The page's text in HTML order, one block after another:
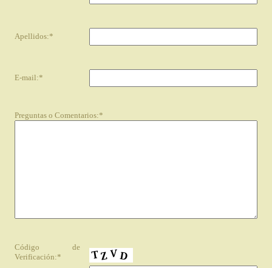
Apellidos:*
E-mail:*
Preguntas o Comentarios:*
Código de
Verificación:*